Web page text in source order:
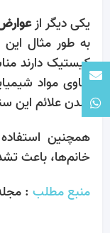
یکی دیگر از
به طور مثال
حاوی مواد
شدن علائم این
همچنین
خانم‌ها، باعث
منبع مطلب: مجله